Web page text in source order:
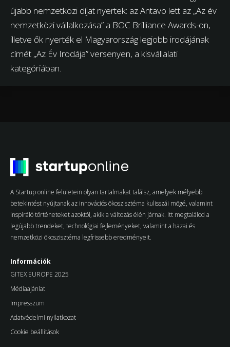
újabb nemzetközi díjat nyertek: az Antavo lett az „Az év
nemzetközi vállalkozása” a BOC Brilliance Awards-on,
illetve ők nyerték el Magyarország legjobb irodájának
címét „Az Év Irodája” versenyen, a kisvállalati
kategóriában.
A Startup online felületein olyan tartalmakat találsz, amelyek mélyebb
betekintést nyújtanak az innovációs ökoszisztéma kulisszái mögé, valamint
inspiráló történeteket azoktól, akik a változás élén járnak. Itt megtalálod a
legújabb trendeket, technológiai fejleményeket, valamint a hazai és
nemzetközi ökoszisztéma legfrissebb eredményeit.
Információk
GITEX EUROPE 2025
Médiaajánlat
Impresszum
Adatvédelmi nyilatkozat
Cookie beállítások